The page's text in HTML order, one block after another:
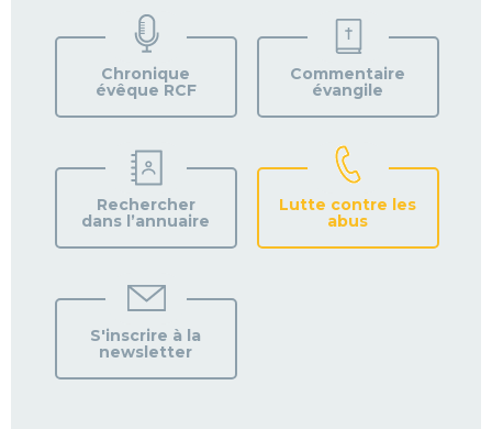
VOTRE
PAROISSE
Chronique
évêque RCF
Commentaire
évangile
Rechercher
dans l’annuaire
Lutte contre les
abus
S'inscrire à la
newsletter